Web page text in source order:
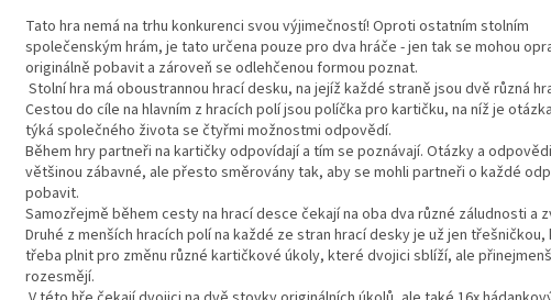
Tato hra nemá na trhu konkurenci svou výjimečností! Oproti ostatním stolním
společenským hrám, je tato určena pouze pro dva hráče - jen tak se mohou
originálně pobavit a zároveň se odlehčenou formou poznat.
Stolní hra má oboustrannou hrací desku, na jejíž každé straně jsou dvě různá
Cestou do cíle na hlavním z hracích polí jsou políčka pro kartičku, na níž je
týká společného života se čtyřmi možnostmi odpovědí.
Během hry partneři na kartičky odpovídají a tím se poznávají. Otázky a
většinou zábavné, ale přesto směrovány tak, aby se mohli partneři o každé
pobavit.
Samozřejmě během cesty na hrací desce čekají na oba dva různé záludnosti a
Druhé z menších hracích polí na každé ze stran hrací desky je už jen třešničkou,
třeba plnit pro změnu různé kartičkové úkoly, které dvojici sblíží, ale
rozesmějí.